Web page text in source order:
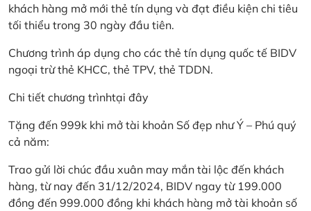
khách hàng mở mới thẻ tín dụng và đạt điều kiện chi tiêu
tối thiểu trong 30 ngày đầu tiên.
Chương trình áp dụng cho các thẻ tín dụng quốc tế BIDV
ngoại trừ thẻ KHCC, thẻ TPV, thẻ TDDN.
Chi tiết chương trìnhtại đây
Tặng đến 999k khi mở tài khoản Số đẹp như Ý – Phú quý
cả năm:
Trao gửi lời chúc đầu xuân may mắn tài lộc đến khách
hàng, từ nay đến 31/12/2024, BIDV ngay từ 199.000
đồng đến 999.000 đồng khi khách hàng mở tài khoản số